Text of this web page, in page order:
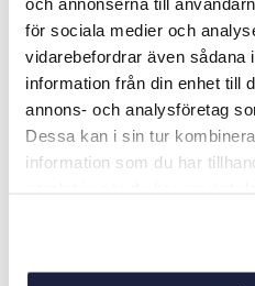
för sociala medier och
vidarebefordrar även sådana
information från din enhet till
annons- och analysföretag
Dessa kan i sin tur
information som du har
GRABBRÄCKE ROSTFRI
Från 465 kr